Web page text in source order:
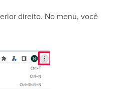
direito. No menu, você